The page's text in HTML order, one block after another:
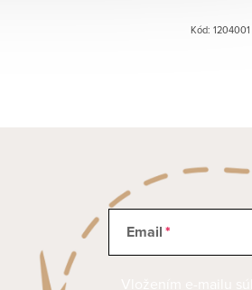
Kód: 1204001
Email